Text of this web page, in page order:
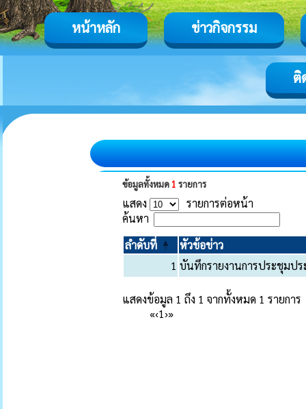
หน้าหลัก ข่าวกิจกรรม
ติ
ข้อมูลทั้งหมด 1 รายการ
แสดง
รายการต่อหน้า
ค้นหา
ลำดับที่
หัวข้อข่าว
1 บันทึกรายงานการประชุมป
แสดงข้อมูล 1 ถึง 1 จากทั้งหมด 1 รายการ
«‹1›»